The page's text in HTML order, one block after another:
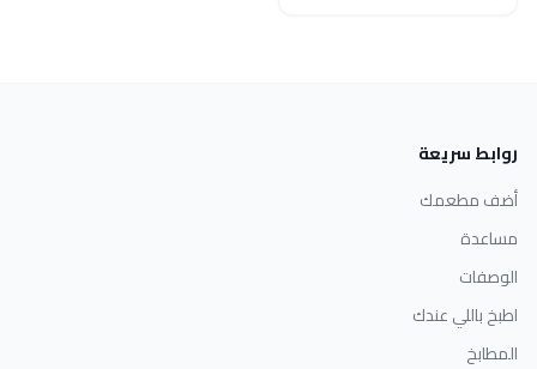
روابط سريعة
أضف مطعمك
مساعدة
الوصفات
اطبخ باللي عندك
المطابخ